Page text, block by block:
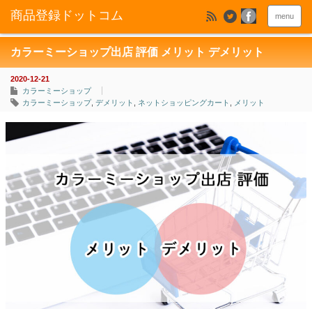
menu
カラーミーショップ出店 評価 メリット デメリット
2020-12-21
カラーミーショップ
カラーミーショップ, デメリット ネットショッピングカート メリット